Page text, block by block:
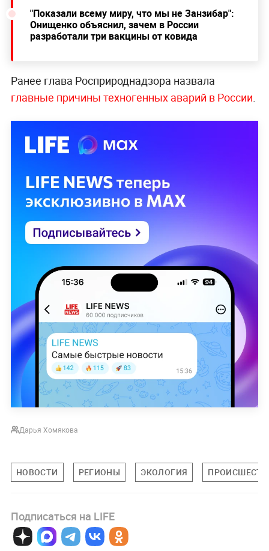
"Показали всему миру, что мы не Занзибар":
Онищенко объяснил, зачем в России
разработали три вакцины от ковида
Ранее глава Росприроднадзора назвала
главные причины техногенных аварий в России
Дарья Хомякова
НОВОСТИ РЕГИОНЫ ЭКОЛОГИЯ
Подписаться на LIFE